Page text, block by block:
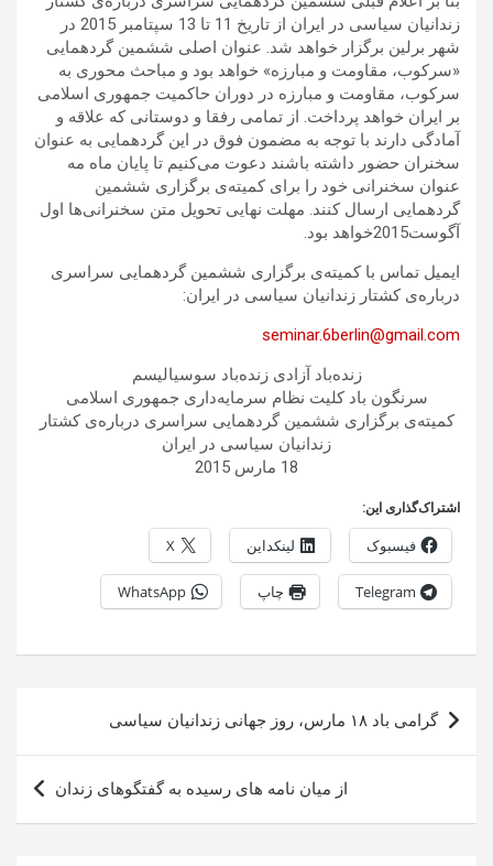
زندانیان سیاسی در ایران از تاریخ 11 تا 13 سپتامبر 2015 در
شهر برلین برگزار خواهد شد. عنوان اصلی ششمین گردهمایی
«سرکوب، مقاومت و مبارزه» خواهد بود و مباحث محوری به
سرکوب، مقاومت و مبارزه در دوران حاکمیت جمهوری اسلامی
بر ایران خواهد پرداخت. از تمامی رفقا و دوستانی که علاقه و
آمادگی دارند با توجه به مضمون فوق در این گردهمایی به عنوان
سخنران حضور داشته باشند دعوت می‌کنیم تا پایان ماه مه
عنوان سخنرانی خود را برای کمیته‌ی برگزاری ششمین
گردهمایی ارسال کنند. مهلت نهایی تحویل متن سخنرانی‌ها اول
آگوست2015خواهد بود.
ایمیل تماس با کمیته‌ی برگزاری ششمین گردهمایی سراسری
درباره‌ی کشتار زندانیان سیاسی در ایران:
seminar.6berlin@gmail.com
زنده‌باد آزادی زنده‌باد سوسیالیسم
سرنگون باد کلیت نظام سرمایه‌داری جمهوری اسلامی
کمیته‌ی برگزاری ششمین گردهمایی سراسری درباره‌ی کشتار
زندانیان سیاسی در ایران
18 مارس 2015
اشتراک‌گذاری این:
فیسبوک لینکداین X
Telegram چاپ WhatsApp
راهبری
نوشته
گرامى باد ١٨ مارس، روز جهانى زندانيان سياسى
از میان نامه های رسیده به گفتگوهای زندان